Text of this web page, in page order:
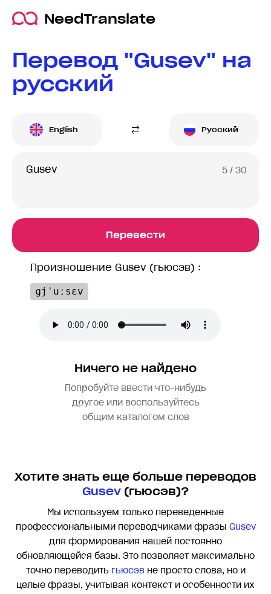
NeedTranslate
Перевод "Gusev" на
русский
English Русский
5 / 30
Перевести
Произношение Gusev (гьюсэв) :
ɡjˈuːsɛv
Ничего не найдено
Попробуйте ввести что-нибудь
другое или воспользуйтесь
общим каталогом слов
Хотите знать еще больше переводов
Gusev(гьюсэв)?
Мы используем только переведенные
профессиональными переводчиками фразы Gusev
для формирования нашей постоянно
обновляющейся базы. Это позволяет максимально
точно переводить гьюсэвне просто слова, но и
целые фразы, учитывая контекст и особенности их